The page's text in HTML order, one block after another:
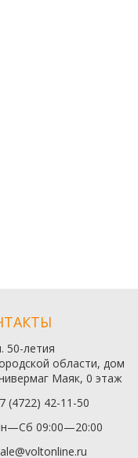
50-летия
области, дом
Маяк, 0 этаж
(4722) 42-11-50
09:00—20:00